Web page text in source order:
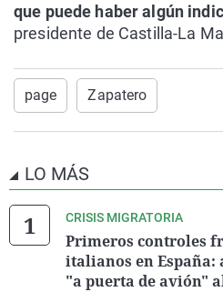
que puede haber algún
presidente de Castilla-La
page Zapatero
LO MÁS
CRISIS MIGRATORIA
Primeros controles
italianos en España:
"a puerta de avión"